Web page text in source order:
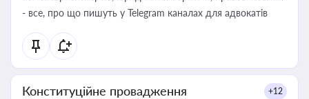
- все, про що пишуть у Telegram каналах для адвокатів
Конституційне провадження +12